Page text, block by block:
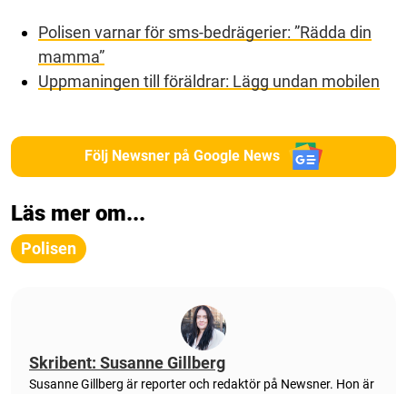
Polisen varnar för sms-bedrägerier: ”Rädda din
mamma”
Uppmaningen till föräldrar: Lägg undan mobilen
Följ Newsner på Google News
Läs mer om...
Polisen
Skribent: Susanne Gillberg
Susanne Gillberg är reporter och redaktör på Newsner. Hon är